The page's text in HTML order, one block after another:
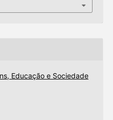
Educação e Sociedade